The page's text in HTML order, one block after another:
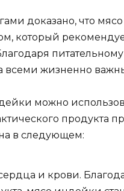
доказано, что
который
всеми жизненно
можно
продукта
в следующем:
и крови.